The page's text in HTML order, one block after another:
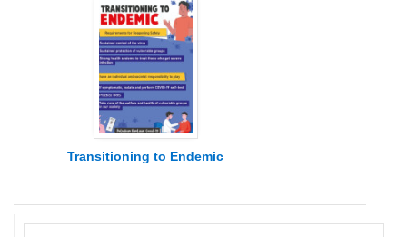
Transitioning to Endemic